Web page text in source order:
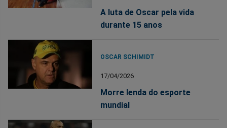
A luta de Oscar pela vida
durante 15 anos
OSCAR SCHIMIDT
17/04/2026
Morre lenda do esporte
mundial